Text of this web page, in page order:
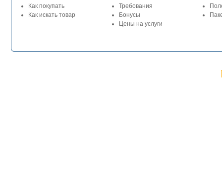
Как покупать
Как искать товар
Требования
Бонусы
Цены на услуги